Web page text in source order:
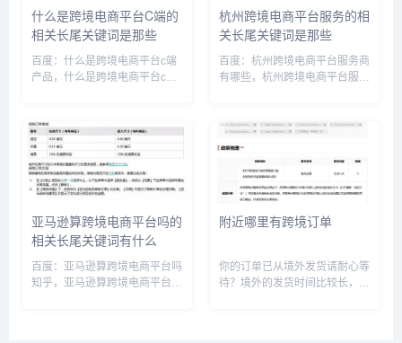
什么是跨境电商平台C端的
相关长尾关键词是那些
百度：什么是跨境电商平台c端
产品，什么是跨境电商平台c端
的什么，跨境电商c端b端是什么
意思，跨境电商c端出口，跨境c
端和b端的区别，跨境C端选...
杭州跨境电商平台服务的相
关长尾关键词是那些
百度：杭州跨境电商平台服务商
有哪些，杭州跨境电商平台服务
台，杭州跨境电子商务平台，杭
跨境电商公司，杭州跨境电商公
司名...
亚马逊算跨境电商平台吗的
相关长尾关键词有什么
百度：亚马逊算跨境电商平台吗
知乎，亚马逊算跨境电商平台吗
附近哪里有跨境订单
你的订单已从境外发货请耐心等
待？境外的发货时间比较长，过